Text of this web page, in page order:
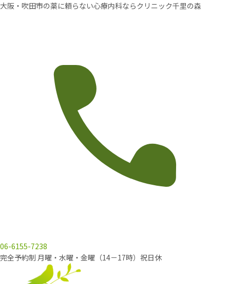
大阪・吹田市の薬に頼らない心療内科ならクリニック千里の森
06-6155-7238
完全予約制 月曜・水曜・金曜（14－17時）祝日休